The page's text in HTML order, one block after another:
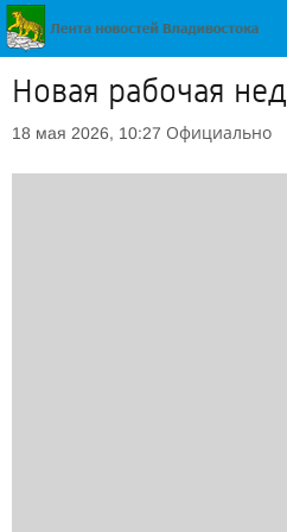
Новая рабочая
18 мая 2026, 10:27 Официально